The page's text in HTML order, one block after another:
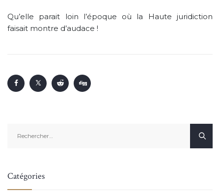
Qu’elle parait loin l’époque où la Haute juridiction
faisait montre d’audace !
Catégories